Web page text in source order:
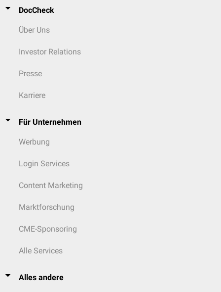
DocCheck
Über Uns
Investor Relations
Presse
Karriere
Für Unternehmen
Werbung
Login Services
Content Marketing
Marktforschung
CME-Sponsoring
Alle Services
Alles andere